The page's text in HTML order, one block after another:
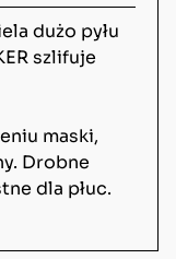
dużo pyłu
szlifuje
maski,
Drobne
dla płuc.